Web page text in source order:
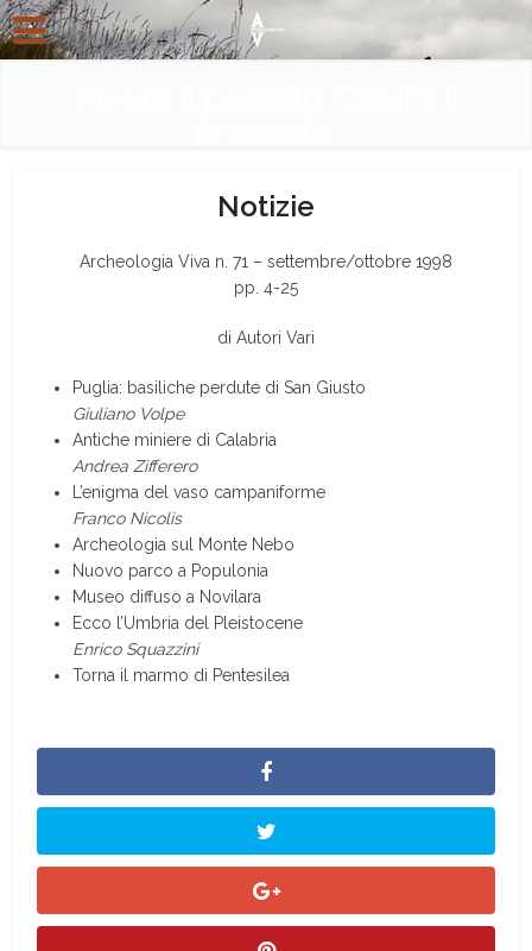
Notizie
Archeologia Viva n. 71 – settembre/ottobre 1998
pp. 4-25
di Autori Vari
Puglia: basiliche perdute di San Giusto
Giuliano Volpe
Antiche miniere di Calabria
Andrea Zifferero
L’enigma del vaso campaniforme
Franco Nicolis
Archeologia sul Monte Nebo
Nuovo parco a Populonia
Museo diffuso a Novilara
Ecco l’Umbria del Pleistocene
Enrico Squazzini
Torna il marmo di Pentesilea